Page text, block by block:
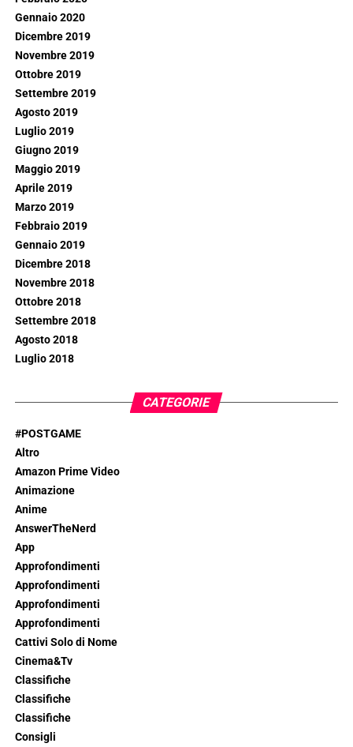
Gennaio 2020
Dicembre 2019
Novembre 2019
Ottobre 2019
Settembre 2019
Agosto 2019
Luglio 2019
Giugno 2019
Maggio 2019
Aprile 2019
Marzo 2019
Febbraio 2019
Gennaio 2019
Dicembre 2018
Novembre 2018
Ottobre 2018
Settembre 2018
Agosto 2018
Luglio 2018
CATEGORIE
#POSTGAME
Altro
Amazon Prime Video
Animazione
Anime
AnswerTheNerd
App
Approfondimenti
Approfondimenti
Approfondimenti
Approfondimenti
Cattivi Solo di Nome
Cinema&Tv
Classifiche
Classifiche
Classifiche
Consigli